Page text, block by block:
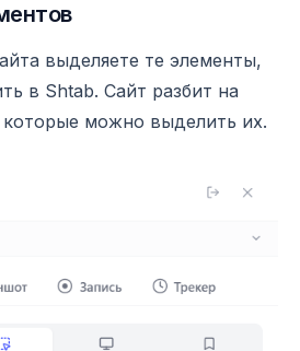
выделяете те элементы,
в Shtab. Сайт разбит на
которые можно выделить их.